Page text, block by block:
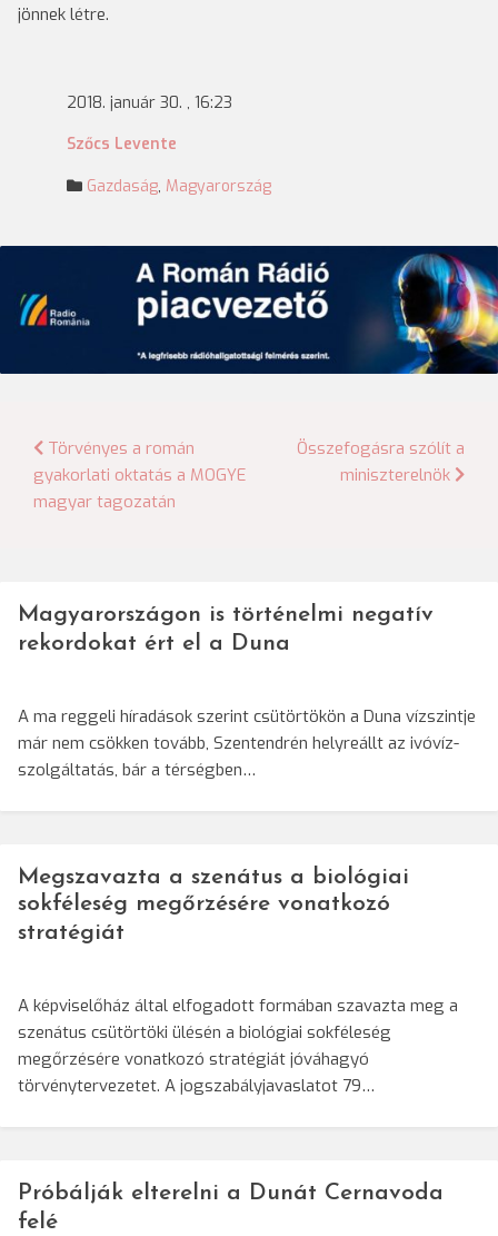
jönnek létre.
2018. január 30. , 16:23
Szőcs Levente
Gazdaság, Magyarország
Bejegyzés
navigáció
Törvényes a román
gyakorlati oktatás a MOGYE
magyar tagozatán
Összefogásra szólít a
miniszterelnök
Magyarországon is történelmi negatív
rekordokat ért el a Duna
A ma reggeli híradások szerint csütörtökön a Duna vízszintje
már nem csökken tovább, Szentendrén helyreállt az ivóvíz-
szolgáltatás, bár a térségben…
Megszavazta a szenátus a biológiai
sokféleség megőrzésére vonatkozó
stratégiát
A képviselőház által elfogadott formában szavazta meg a
szenátus csütörtöki ülésén a biológiai sokféleség
megőrzésére vonatkozó stratégiát jóváhagyó
törvénytervezetet. A jogszabályjavaslatot 79…
Próbálják elterelni a Dunát Cernavoda
felé